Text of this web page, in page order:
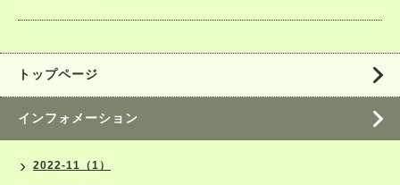
トップページ
インフォメーション
2022-11（1）